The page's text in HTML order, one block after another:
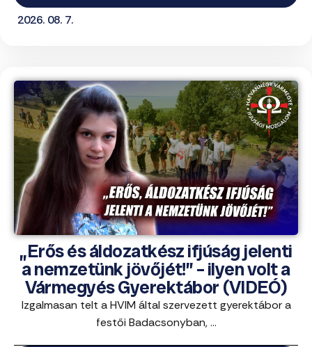
2026. 08. 7.
„Erős és áldozatkész ifjúság jelenti
a nemzetünk jövőjét!” – ilyen volt a
Vármegyés Gyerektábor (VIDEÓ)
Izgalmasan telt a HVIM által szervezett gyerektábor a
festői Badacsonyban, ...